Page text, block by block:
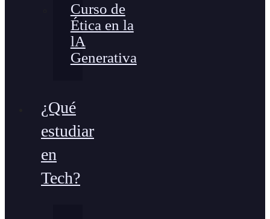
Curso de
Ética en la
lA
Generativa
¿Qué
estudiar
en
Tech?